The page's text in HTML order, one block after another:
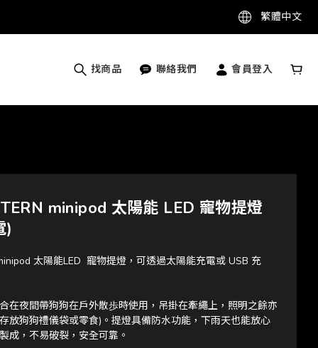
繁體中文
找商品 聯絡我們 會員登入
minipod 太陽能 LED 寵物提燈
)
太陽能LED  寵物提燈，可透過太陽能充電或 USB 充
在夜間帶狗狗在戶外散歩時使用，吊掛在牽繩上，照明之餘亦
放狗狗禮儀袋或零食)。提燈具備防水功能，下雨天也能放心
成，不易破裂，安全可靠。